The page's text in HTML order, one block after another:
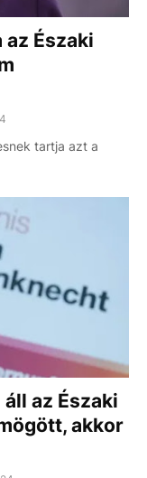
Északi
tartja azt a
az Északi
akkor